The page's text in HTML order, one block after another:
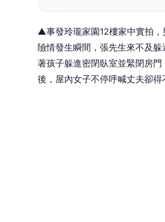
▲事發玲瓏家園12樓家中實拍，
險情發生瞬間，張先生來不及
著孩子躲進密閉臥室並緊閉房
後，屋內女子不停呼喊丈夫卻得